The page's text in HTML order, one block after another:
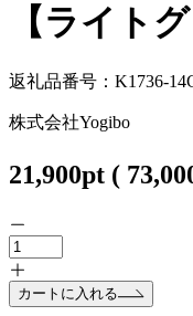
【ライト
返礼品番号：K1736-
株式会社Yogibo
21,900pt (
カートに入れる